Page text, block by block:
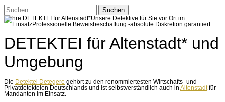
Suchen
nach:
DETEKTEI für Altenstadt* und
Umgebung
Die Detektei Detegere gehört zu den renommiertesten Wirtschafts- und
Privatdetekteien Deutschlands und ist selbstverständlich auch in Altenstadt für
Mandanten im Einsatz.